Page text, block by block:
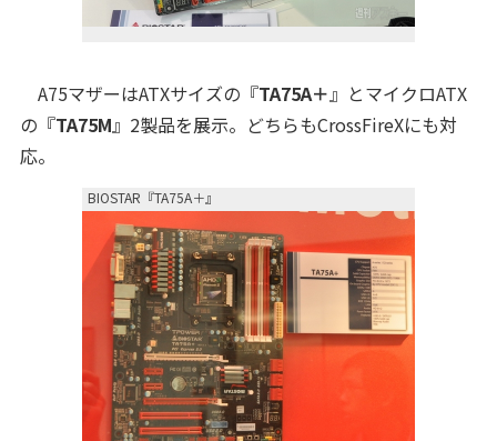
A75マザーはATXサイズの『TA75A＋』とマイクロATX
の『TA75M』2製品を展示。どちらもCrossFireXにも対
応。
BIOSTAR『TA75A＋』